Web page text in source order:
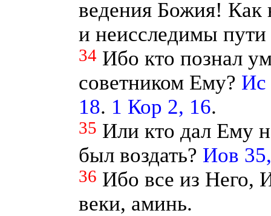
ведения Божия!
и неисследимы
34 Ибо кто познал
советником Ему? Ис
18. 1 Кор 2, 16.
35 Или кто дал Ему
был воздать? Иов
36 Ибо все из Него,
веки, аминь.